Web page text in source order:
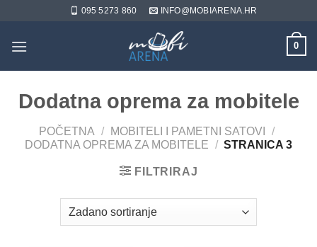
content
095 5273 860 INFO@MOBIARENA.HR
0
Dodatna oprema za mobitele
POČETNA / MOBITELI I PAMETNI SATOVI
/
DODATNA OPREMA ZA MOBITELE / STRANICA 3
FILTRIRAJ